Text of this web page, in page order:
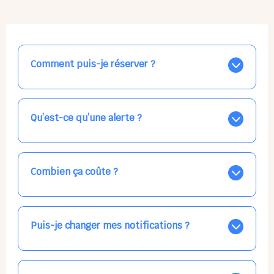
Comment puis-je réserver ?
Nos places libres au quotidien sont affichées jour par
jour dans le calendrier ci-dessus, EN BLEU. Tapez sur
celle qui vous intéresse, choisissez vos horaires, et la
confirmation est immédiate ! Vos accueils
Qu’est-ce qu’une alerte ?
Vous avez besoin d'une solution d'accueil pour une
date précise, ou pour un jour régulier dans la semaine,
mais les places disponibles EN BLEU ne correspondent
pas ? Créez une alerte ponctuelle ou récurrente, ainsi
Combien ça coûte ?
Votre accueil est normalement facturé par la direction
de la crèche, en fin de mois, selon votre taux horaire
habituel. N'hésitez pas à confirmer directement avec
l'équipe lors de la prochaine visite !
Puis-je changer mes notifications ?
Dans votre profil (bouton bleu en haut à droite), vous
pouvez choisir de recevoir les alertes et confirmations